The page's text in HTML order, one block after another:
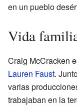
en un pueblo
Vida
Craig McCracken
Lauren Faust.
varias
trabajaban en la